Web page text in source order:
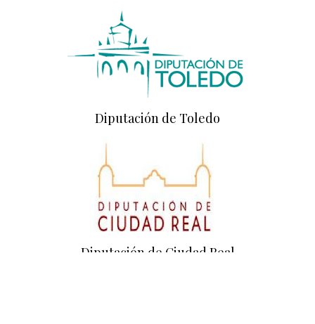
Diputación de Toledo
Diputación de Ciudad Real